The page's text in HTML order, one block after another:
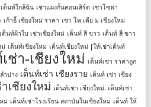
เต็นท์ใกล้ฉัน เช่าแผงกั้นคอนเสิร์ต เช่าโซฟา
เก้าอี้ เชียงใหม่ ราคา เช่า โพ เดีย ม เชียงใหม่
เต็นท์ผ้าใบ เช่าเชียงใหม่ เต็นท์ สี ขาว เต็นท์ สี ขาว
ม่ เต็นท์เชียงใหม่ เต็นท์เชียงใหม่ |ให้เช่าเต็นท์
ช่า-เชียงใหม่ เต็นท์เช่า ราคาถูก
ำปาง เต็นท์เช่า เชียงราย เต็นท์ เช่า เชียง
เชียงใหม่ เต็นท์เช่า เชียงใหม่. เต็นท์เช่า
ม่ เต็นท์เช่าโรงเรียน สถาบันในเชียงใหม่ เต็นท์ ให้